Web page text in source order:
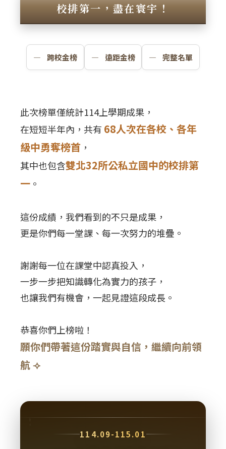
校排第一，盡在寰宇！
— 跨校金榜 — 遠距金榜 — 完整名單
此次榜單僅統計114上學期成果，
在短短半年內，共有 68人次在各校、各年
級中勇奪榜首 ，
其中也包含雙北32所公私立國中的校排第
一 。
這份成績，我們看到的不只是成果，
更是你們每一堂課、每一次努力的堆疊。
謝謝每一位在課堂中認真投入，
一步一步把知識轉化為實力的孩子，
也讓我們有機會，一起見證這段成長。
恭喜你們上榜啦！
願你們帶著這份踏實與自信，繼續向前領
航 ⟢
114.09-115.01